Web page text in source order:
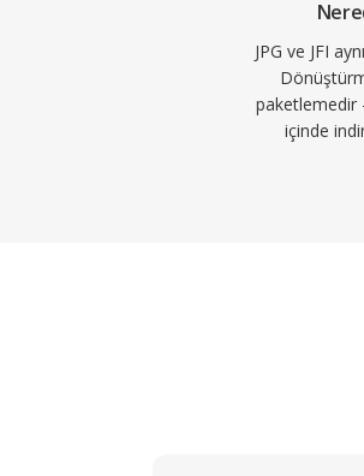
JPG ve JFI
paketlemedir
içinde